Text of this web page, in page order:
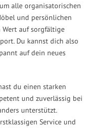
alle organisatorischen
und persönlichen
Wert auf sorgfältige
Du kannst dich also
auf dein neues
du einen starken
und zuverlässig bei
unterstützt.
Service und